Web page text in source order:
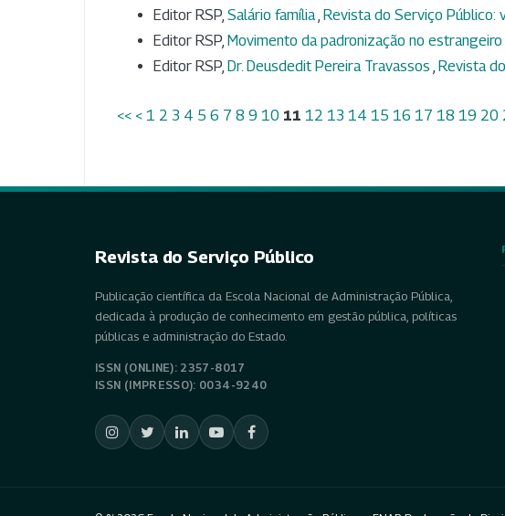
Editor RSP, Salário família, Revista do Serviço Público:
Editor RSP, Movimento da padronização no estrangeiro
Editor RSP, Dr. Deusdedit Pereira Travassos , Revista
<< < 1 2 3 4 5 6 7 8 9 10 11 12 13 14 15 16 17 18 19 20
Revista do Serviço Público
Publicação científica da Escola Nacional de Administração Pública,
dedicada à produção de conhecimento em gestão pública, políticas
públicas e administração do Estado.
ISSN (ONLINE): 2357-8017
ISSN (IMPRESSO): 0034-9240